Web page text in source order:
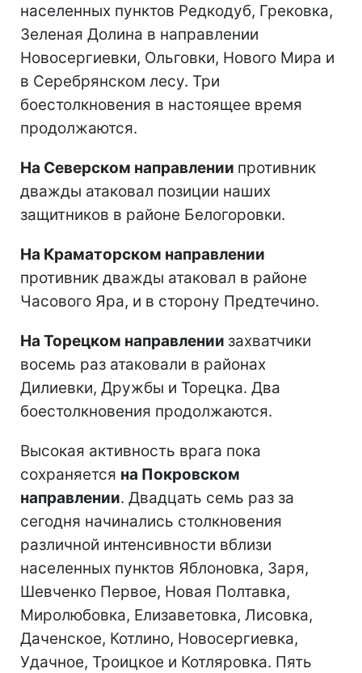
населенных пунктов Редкодуб, Грековка,
Зеленая Долина в направлении
Новосергиевки, Ольговки, Нового Мира и
в Серебрянском лесу. Три
боестолкновения в настоящее время
продолжаются.
На Северском направлении противник
дважды атаковал позиции наших
защитников в районе Белогоровки.
На Краматорском направлении
противник дважды атаковал в районе
Часового Яра, и в сторону Предтечино.
На Торецком направлении захватчики
восемь раз атаковали в районах
Дилиевки, Дружбы и Торецка. Два
боестолкновения продолжаются.
Высокая активность врага пока
сохраняется на Покровском
направлении. Двадцать семь раз за
сегодня начинались столкновения
различной интенсивности вблизи
населенных пунктов Яблоновка, Заря,
Шевченко Первое, Новая Полтавка,
Миролюбовка, Елизаветовка, Лисовка,
Даченское, Котлино, Новосергиевка,
Удачное, Троицкое и Котляровка. Пять